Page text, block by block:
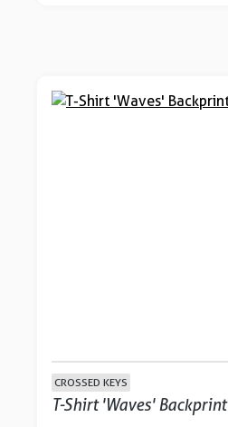
CROSSED KEYS
T-Shirt 'Waves' Backprint